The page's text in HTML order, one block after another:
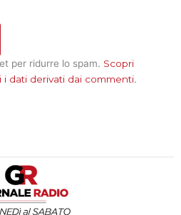
per ridurre lo spam. Scopri
dati derivati dai commenti.